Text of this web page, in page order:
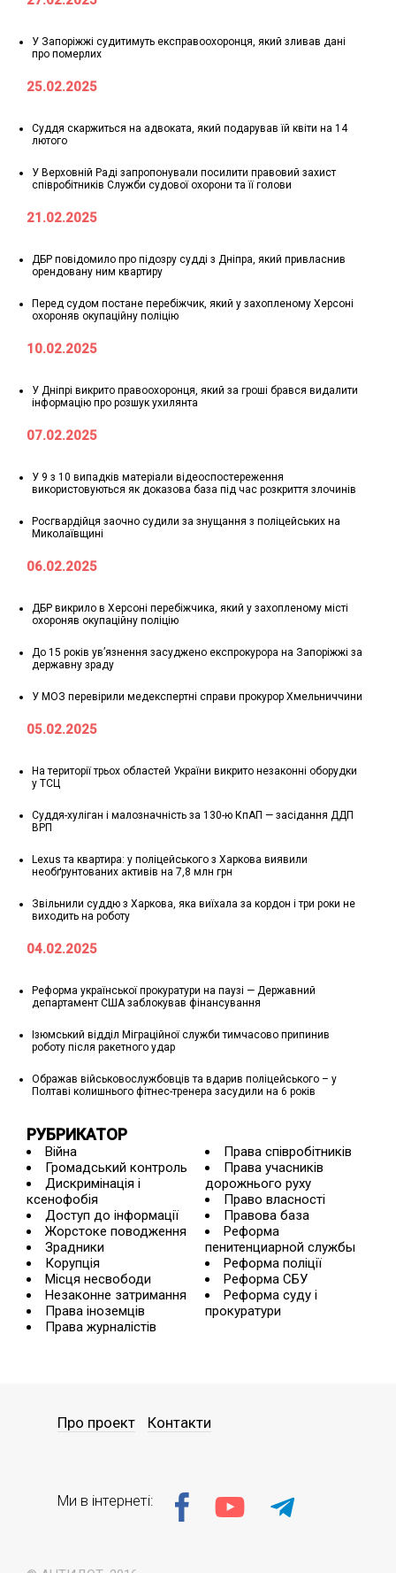
У Запоріжжі судитимуть експравоохоронця, який зливав дані
про померлих
25.02.2025
Суддя скаржиться на адвоката, який подарував їй квіти на 14
лютого
У Верховній Раді запропонували посилити правовий захист
співробітників Служби судової охорони та її голови
21.02.2025
ДБР повідомило про підозру судді з Дніпра, який привласнив
орендовану ним квартиру
Перед судом постане перебіжчик, який у захопленому Херсоні
охороняв окупаційну поліцію
10.02.2025
У Дніпрі викрито правоохоронця, який за гроші брався видалити
інформацію про розшук ухилянта
07.02.2025
У 9 з 10 випадків матеріали відеоспостереження
використовуються як доказова база під час розкриття злочинів
Росгвардійця заочно судили за знущання з поліцейських на
Миколаївщині
06.02.2025
ДБР викрило в Херсоні перебіжчика, який у захопленому місті
охороняв окупаційну поліцію
До 15 років ув’язнення засуджено експрокурора на Запоріжжі за
державну зраду
У МОЗ перевірили медекспертні справи прокурор Хмельниччини
05.02.2025
На території трьох областей України викрито незаконні оборудки
у ТСЦ
Суддя-хуліган і малозначність за 130-ю КпАП — засідання ДДП
ВРП
Lexus та квартира: у поліцейського з Харкова виявили
необґрунтованих активів на 7,8 млн грн
Звільнили суддю з Харкова, яка виїхала за кордон і три роки не
виходить на роботу
04.02.2025
Реформа української прокуратури на паузі — Державний
департамент США заблокував фінансування
Ізюмський відділ Міграційної служби тимчасово припинив
роботу після ракетного удар
Ображав військовослужбовців та вдарив поліцейського – у
Полтаві колишнього фітнес-тренера засудили на 6 років
РУБРИКАТОР
Війна
Громадський контроль
Дискримінація і
ксенофобія
Доступ до інформації
Жорстоке поводження
Зрадники
Корупція
Місця несвободи
Незаконне затримання
Права іноземців
Права журналістів
Права співробітників
Права учасників
дорожнього руху
Право власності
Правова база
Реформа
пенитенциарной службы
Реформа поліції
Реформа СБУ
Реформа суду і
прокуратури
Про проект Контакти
Ми в інтернеті: